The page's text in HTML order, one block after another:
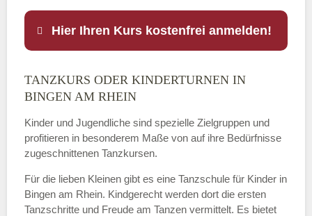
Hier Ihren Kurs kostenfrei anmelden!
Name*
E-Mail*
TANZKURS ODER KINDERTURNEN IN
BINGEN AM RHEIN
Kinder und Jugendliche sind spezielle Zielgruppen und
profitieren in besonderem Maße von auf ihre Bedürfnisse
zugeschnittenen Tanzkursen.
Für die lieben Kleinen gibt es eine Tanzschule für Kinder in
Bingen am Rhein. Kindgerecht werden dort die ersten
Tanzschritte und Freude am Tanzen vermittelt. Es bietet